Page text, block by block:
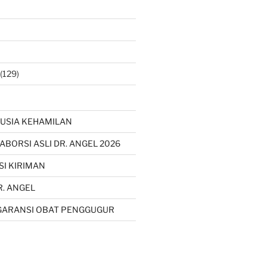
KEHAMILAN
ASLI DR. ANGEL 2026
KIRIMAN
ANGEL
OBAT PENGGUGUR